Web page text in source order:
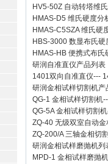
HV5-50Z 自动转塔维
HMAS-D5 维氏硬度分
HMAS-C5SZA 维氏硬
HBS-3000 数显布氏硬
HMAS-HB 便携式布氏
研润自准直仪产品列表
1401双向自准直仪---
研润金相试样切割机产
QG-1 金相试样切割机
QG-5A 金相试样切割机
ZQ-40 无级双室自动金
ZQ-200/A 三轴金相切
研润金相试样磨抛机列
MPD-1 金相试样磨抛机